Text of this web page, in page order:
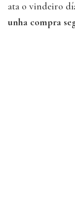
ata o vindeiro
unha compra